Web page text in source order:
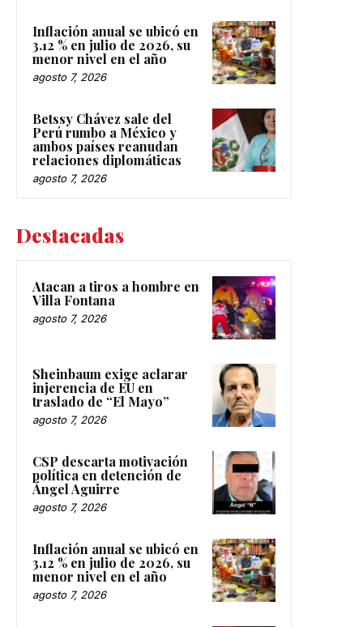
Inflación anual se ubicó en
3.12 % en julio de 2026, su
menor nivel en el año
agosto 7, 2026
Betssy Chávez sale del
Perú rumbo a México y
ambos países reanudan
relaciones diplomáticas
agosto 7, 2026
Destacadas
Atacan a tiros a hombre en
Villa Fontana
agosto 7, 2026
Sheinbaum exige aclarar
injerencia de EU en
traslado de “El Mayo”
agosto 7, 2026
CSP descarta motivación
política en detención de
Ángel Aguirre
agosto 7, 2026
Inflación anual se ubicó en
3.12 % en julio de 2026, su
menor nivel en el año
agosto 7, 2026